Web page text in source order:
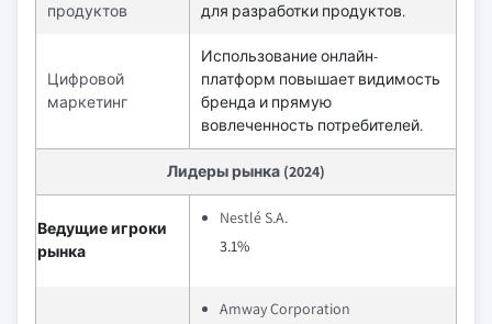
продуктов
для разработки продуктов.
Цифровой
маркетинг
Использование онлайн-
платформ повышает видимость
бренда и прямую
вовлеченность потребителей.
Лидеры рынка (2024)
Ведущие игроки
рынка
Nestlé S.A.
3.1%
Amway Corporation